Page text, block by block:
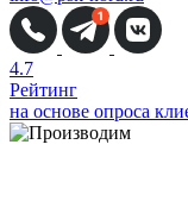
4.7
Рейтинг
на основе опроса
Получить